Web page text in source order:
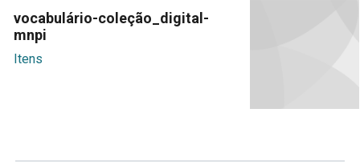
vocabulário-coleção_digital-
mnpi
Itens